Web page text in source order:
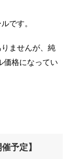
です。
ませんが、純
価格になってい
予定】